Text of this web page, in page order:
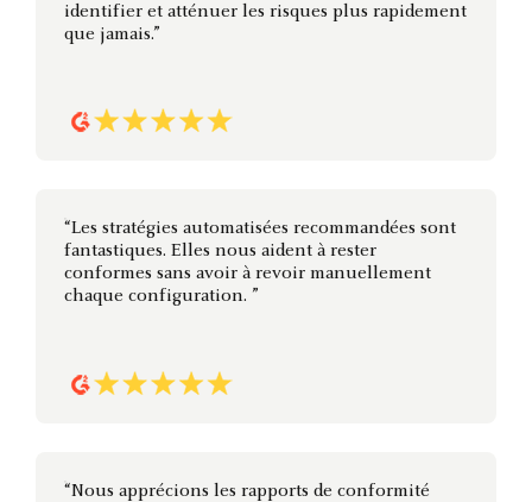
identifier et atténuer les risques plus rapidement
que jamais.”
“Les stratégies automatisées recommandées sont
fantastiques. Elles nous aident à rester
conformes sans avoir à revoir manuellement
chaque configuration. ”
“Nous apprécions les rapports de conformité